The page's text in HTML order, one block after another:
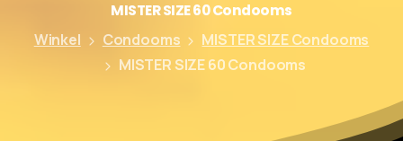
MISTERSIZE60Condooms
Winkel Condooms
MISTER SIZE Condooms
MISTER SIZE 60 Condooms